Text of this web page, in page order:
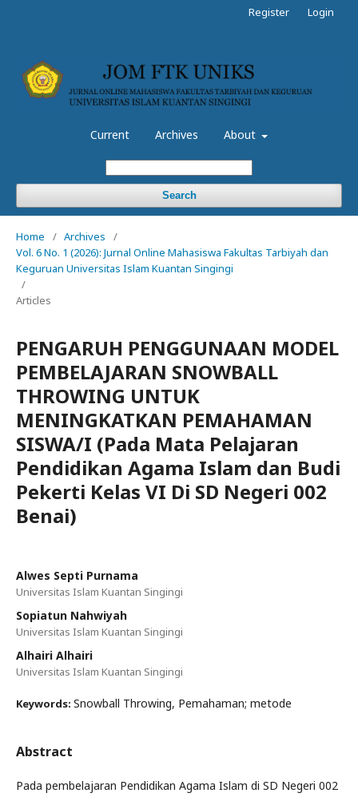
Current Archives About
Search
Register Login
Home / Archives
/
Vol. 6 No. 1 (2026): Jurnal Online Mahasiswa Fakultas Tarbiyah dan
Keguruan Universitas Islam Kuantan Singingi
/
Articles
PENGARUH PENGGUNAAN MODEL
PEMBELAJARAN SNOWBALL
THROWING UNTUK
MENINGKATKAN PEMAHAMAN
SISWA/I (Pada Mata Pelajaran
Pendidikan Agama Islam dan Budi
Pekerti Kelas VI Di SD Negeri 002
Benai)
Alwes Septi Purnama
Universitas Islam Kuantan Singingi
Sopiatun Nahwiyah
Universitas Islam Kuantan Singingi
Alhairi Alhairi
Universitas Islam Kuantan Singingi
Keywords: Snowball Throwing, Pemahaman; metode
Abstract
Pada pembelajaran Pendidikan Agama Islam di SD Negeri 002